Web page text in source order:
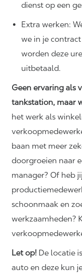
dienst op een
Extra werken:
we in je
worden deze
uitbetaald.
Geen ervaring als
tankstation, maar
het werk als
baan met meer
doorgroeien naar
manager? Of heb
schoonmaak en
werkzaamheden?
Let op! De locatie
auto en deze kun